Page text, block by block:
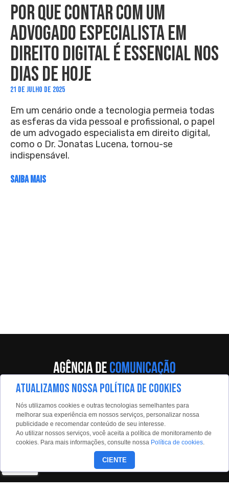
POR QUE CONTAR COM UM
ADVOGADO ESPECIALISTA EM
DIREITO DIGITAL É ESSENCIAL NOS
DIAS DE HOJE
21 DE JULHO DE 2025
Em um cenário onde a tecnologia permeia todas
as esferas da vida pessoal e profissional, o papel
de um advogado especialista em direito digital,
como o Dr. Jonatas Lucena, tornou-se
indispensável.
SAIBA MAIS
Av. Eng. Caetano Álvares, 55 - 5º andar
Limão, São Paulo, 02598-900
Contato:
estadaoconteudo@estadao.com
(11)99350-0439
ATUALIZAMOS NOSSA POLÍTICA DE COOKIES
Nós utilizamos cookies e outras tecnologias semelhantes para
melhorar sua experiência em nossos serviços, personalizar nossa
publicidade e recomendar conteúdo de seu interesse.
Ao utilizar nossos serviços, você aceita a política de monitoramento de
cookies. Para mais informações, consulte nossa Política de cookies.
CIENTE